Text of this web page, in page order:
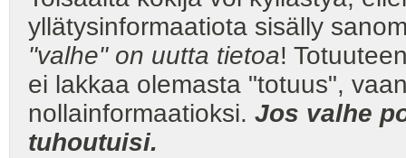
yllätysinformaatiota sisälly
"valhe" on uutta tietoa!
ei lakkaa olemasta "totuus",
nollainformaatioksi. Jos valhe
tuhoutuisi.